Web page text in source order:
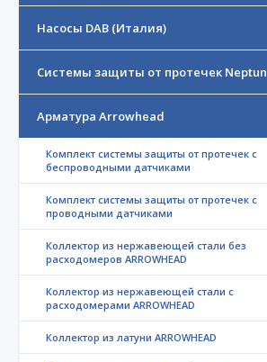
Насосы DAB (Италия)
Системы защиты от протечек Neptun
Арматура Arrowhead
Комплект системы защиты от протечек с
беспроводными датчиками
Комплект системы защиты от протечек с
проводными датчиками
Коллектор из нержавеющей стали без
расходомеров ARROWHEAD
Коллектор из нержавеющей стали с
расходомерами ARROWHEAD
Коллектор из латуни ARROWHEAD